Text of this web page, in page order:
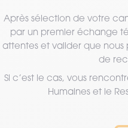
Après sélection de votre
par un premier échange
attentes et valider que nous
de
Si c’est le cas, vous
Humaines et le